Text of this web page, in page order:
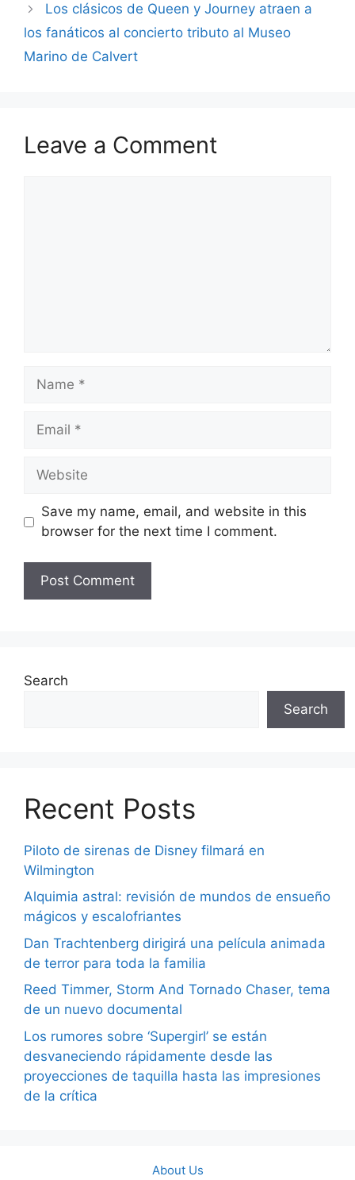
Los clásicos de Queen y Journey atraen a
los fanáticos al concierto tributo al Museo
Marino de Calvert
Leave a Comment
Name
Email
Website
Save my name, email, and website in this
browser for the next time I comment.
Search
Search
Recent Posts
Piloto de sirenas de Disney filmará en
Wilmington
Alquimia astral: revisión de mundos de ensueño
mágicos y escalofriantes
Dan Trachtenberg dirigirá una película animada
de terror para toda la familia
Reed Timmer, Storm And Tornado Chaser, tema
de un nuevo documental
Los rumores sobre ‘Supergirl’ se están
desvaneciendo rápidamente desde las
proyecciones de taquilla hasta las impresiones
de la crítica
About Us